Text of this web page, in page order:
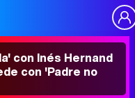
con Inés Hernand
con 'Padre no